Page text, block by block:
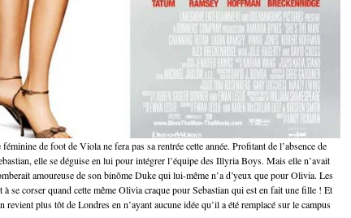
de foot de Viola ne fera pas sa rentrée cette année. Profitant de l’absence de
elle se déguise en lui pour intégrer l’équipe des Illyria Boys. Mais elle n’avait
amoureuse de son binôme Duke qui lui-même n’a d’yeux que pour Olivia. Les
à se corser quand cette même Olivia craque pour Sebastian qui est en fait une fille ! Et
revient plus tôt de Londres en n’ayant aucune idée qu’il a été remplacé sur le campus